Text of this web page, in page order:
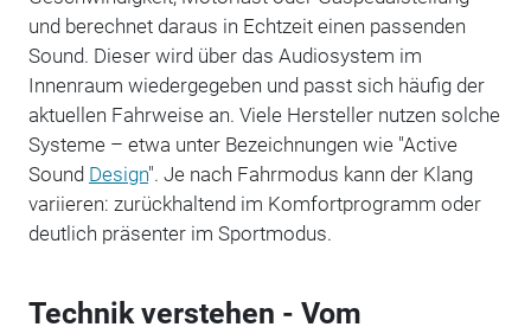
und berechnet daraus in Echtzeit einen passenden
Sound. Dieser wird über das Audiosystem im
Innenraum wiedergegeben und passt sich häufig der
aktuellen Fahrweise an. Viele Hersteller nutzen solche
Systeme – etwa unter Bezeichnungen wie "Active
Sound Design". Je nach Fahrmodus kann der Klang
variieren: zurückhaltend im Komfortprogramm oder
deutlich präsenter im Sportmodus.
Technik verstehen - Vom